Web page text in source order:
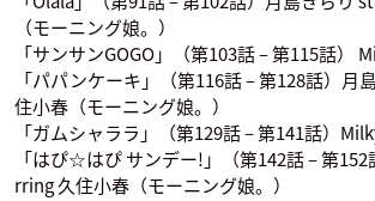
（モーニング娘。）
「サンサンGOGO」（第103話 – 第115話）
「パパンケーキ」（第116話 – 第128話）月
住小春（モーニング娘。）
「ガムシャララ」（第129話 – 第141話）
「はぴ☆はぴ サンデー!」（第142話 – 第
rring 久住小春（モーニング娘。）